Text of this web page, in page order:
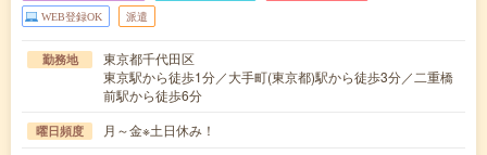
WEB登録OK 派遣
勤務地
東京都千代田区
東京駅から徒歩1分／大手町(東京都)駅から徒歩3分／二重橋
前駅から徒歩6分
曜日頻度 月～金※土日休み！